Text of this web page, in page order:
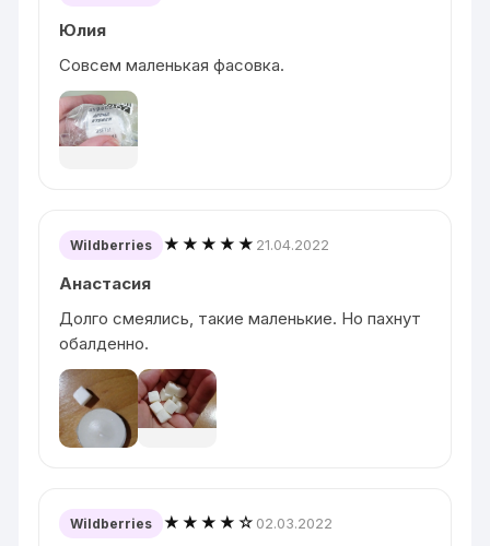
Юлия
Совсем маленькая фасовка.
Wildberries ★★★★★ 21.04.2022
Анастасия
Долго смеялись, такие маленькие. Но пахнут
обалденно.
Wildberries ★★★★☆ 02.03.2022